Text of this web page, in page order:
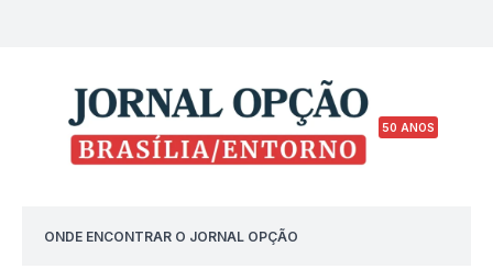
50 ANOS
ONDE ENCONTRAR O JORNAL OPÇÃO